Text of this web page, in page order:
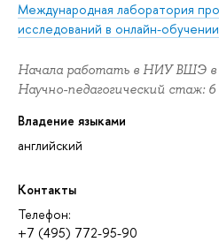
Международная лаборатория
исследований в онлайн-обучении
Начала работать в НИУ ВШЭ в
Научно-педагогический стаж:
Владение языками
английский
Контакты
Телефон:
+7 (495) 772-95-90